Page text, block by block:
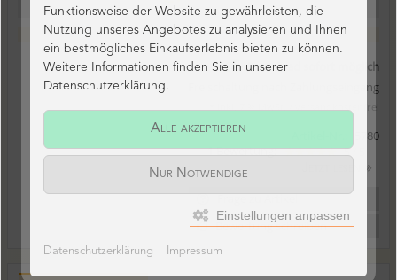
Download sofort möglich
Freischaltung nach Zahlungseingang
* inkl. 7 % MwSt. / versandkostenfrei
5780
1 Bewertung:
5 / 5
Frage zu Artikel
Bewertung schreiben
Funktionsweise der Website zu gewährleisten, die
Nutzung unseres Angebotes zu analysieren und Ihnen
ein bestmögliches Einkaufserlebnis bieten zu können.
Weitere Informationen finden Sie in unserer
Datenschutzerklärung.
Alle akzeptieren
Nur Notwendige
Einstellungen anpassen
Datenschutzerklärung Impressum